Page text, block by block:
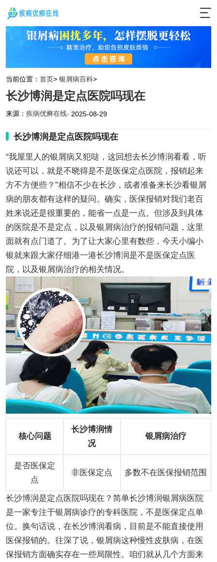
当前位置： 首页> 银屑病百科>
长沙博润是定点医院吗现在
来源： 疾病优癣在线· 2025-08-29
长沙博润是定点医院吗现在
“我屋里人的银屑病又犯哒，这回想去长沙博润看看，听
说还可以，就是不晓得是不是医保定点医院，报销起来
方不方便些？”相信不少在长沙，或者准备来长沙看银屑
病的朋友都有这样的疑问。确实，医保报销对我们老百
姓来说还是很重要的，能省一点是一点。但涉及到具体
的医院是不是定点，以及银屑病治疗的报销问题，这里
面就有点门道了。为了让大家心里有数些，今天小编小
银就来跟大家仔细港一港长沙博润是不是医保定点医
院，以及银屑病治疗的相关情况。
核心问题
长沙博润情
况
银屑病治疗
是否医保定
点
非医保定点 多数不在医保报销范围
长沙博润是定点医院吗现在？简单长沙博润银屑病医院
是一家专注于银屑病诊疗的专科医院，不是医保定点单
位。换句话说，在长沙博润看病，目前是不能直接使用
医保报销的。往深了说，银屑病这种慢性皮肤病，在医
保报销方面确实存在一些局限性。咱们就从几个方面来